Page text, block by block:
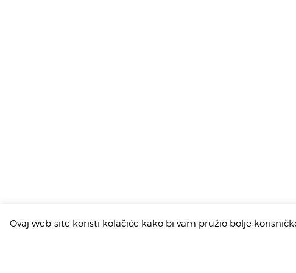
Ovaj web-site koristi kolačiće kako bi vam pružio bolje